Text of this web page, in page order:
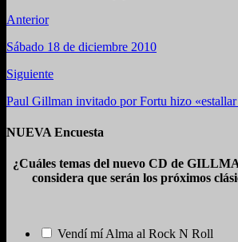
Anterior
Sábado 18 de diciembre 2010
Siguiente
Paul Gillman invitado por Fortu hizo
NUEVA Encuesta
¿Cuáles temas del nuevo CD de
considera que serán los próximos
Vendí mí Alma al Rock N Roll